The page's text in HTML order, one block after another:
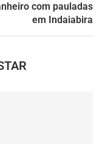
com pauladas
em Indaiabira